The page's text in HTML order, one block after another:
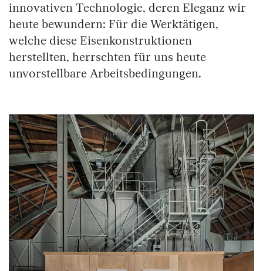
innovativen Technologie, deren Eleganz wir
heute bewundern: Für die Werktätigen,
welche diese Eisenkonstruktionen
herstellten, herrschten für uns heute
unvorstellbare Arbeitsbedingungen.